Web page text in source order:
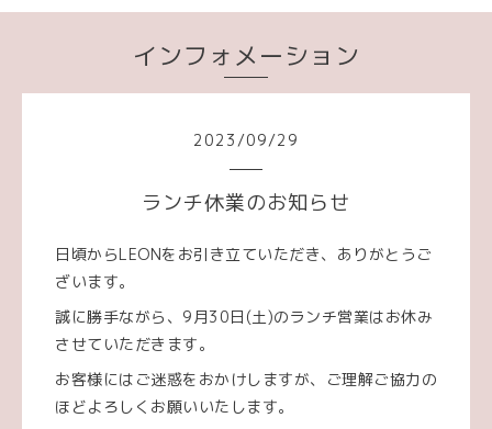
インフォメーション
2023 /09/29
ランチ休業のお知らせ
日頃からLEONをお引き立ていただき、ありがとうご
ざいます。
誠に勝手ながら、9月30日(土)のランチ営業はお休み
させていただきます。
お客様にはご迷惑をおかけしますが、ご理解ご協力の
ほどよろしくお願いいたします。